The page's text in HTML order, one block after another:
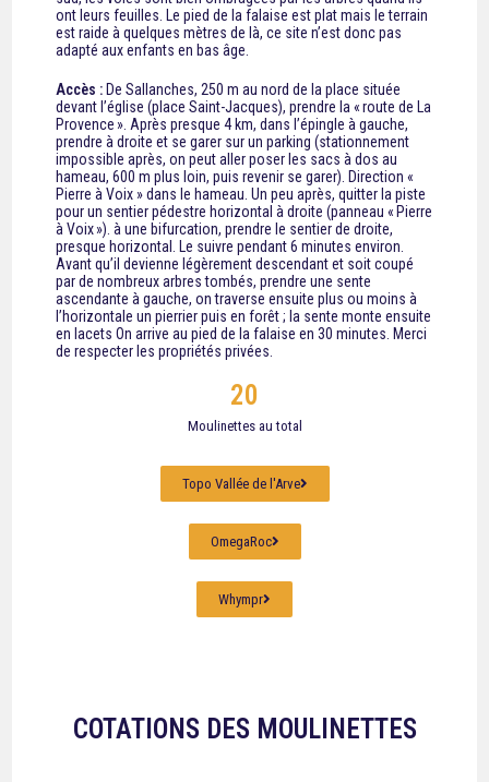
ont leurs feuilles. Le pied de la falaise est plat mais le terrain
est raide à quelques mètres de là, ce site n’est donc pas
adapté aux enfants en bas âge.
Accès : De Sallanches, 250 m au nord de la place située
devant l’église (place Saint-Jacques), prendre la « route de La
Provence ». Après presque 4 km, dans l’épingle à gauche,
prendre à droite et se garer sur un parking (stationnement
impossible après, on peut aller poser les sacs à dos au
hameau, 600 m plus loin, puis revenir se garer). Direction «
Pierre à Voix » dans le hameau. Un peu après, quitter la piste
pour un sentier pédestre horizontal à droite (panneau « Pierre
à Voix »). à une bifurcation, prendre le sentier de droite,
presque horizontal. Le suivre pendant 6 minutes environ.
Avant qu’il devienne légèrement descendant et soit coupé
par de nombreux arbres tombés, prendre une sente
ascendante à gauche, on traverse ensuite plus ou moins à
l’horizontale un pierrier puis en forêt ; la sente monte ensuite
en lacets On arrive au pied de la falaise en 30 minutes. Merci
de respecter les propriétés privées.
Moulinettes au total
20
Topo Vallée de l'Arve
OmegaRoc
Whympr
COTATIONS DES MOULINETTES